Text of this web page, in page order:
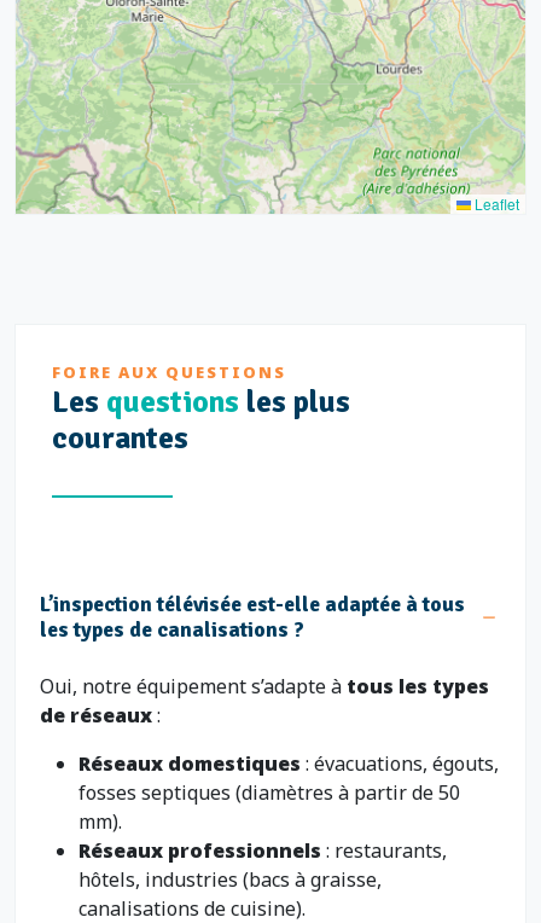
Parc Paul Chastellain
Place de Verdun
Préfecture
Saint-Antoine
Saint-Vincent de Paul
3
Leaflet
FOIRE AUX QUESTIONS
Les questions les plus
courantes
L’inspection télévisée est-elle adaptée à tous
les types de canalisations ?
Oui, notre équipement s’adapte à tous les types
de réseaux:
Réseaux domestiques : évacuations, égouts,
fosses septiques (diamètres à partir de 50
mm).
Réseaux professionnels : restaurants,
hôtels, industries (bacs à graisse,
canalisations de cuisine).